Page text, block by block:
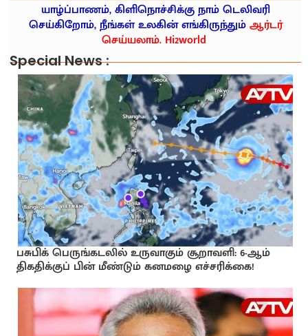
யாழ்ப்பாணம், கிளிநொச்சிக்கு நாம் டெலிவரி
செய்கிறோம், நீங்கள் உலகின் எங்கிருந்தும்ஆர்டர்
செய்யலாம். Hi2world
Special News :
பசுபிக் பெருங்கடலில் உருவாகும் சூறாவளி: 6-ஆம்
திகதிக்குப் பின் மீண்டும் கனமழை எச்சரிக்கை!